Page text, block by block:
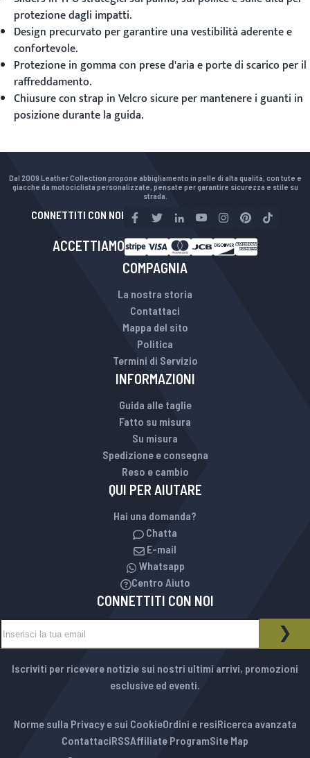
protezione dagli impatti.
Design precurvato per garantire una vestibilità aderente e
confortevole.
Protezione in gomma con prese d'aria e porte di scarico per il
raffreddamento.
Chiusure con strap in Velcro sicure per mantenere i guanti in
posizione durante la guida.
Dal 2009 Leather Collection propone abbigliamento in pelle di alta qualità, con tute e
giacche da motociclista personalizzate, pensate per garantire sicurezza e stile su
strada.
CONNETTITI CON NOI
ACCETTIAMO
COMPAGNIA
La nostra storia
Contattaci
Mappa del sito
Politica
Termini di Servizio
INFORMAZIONI
Guida alle taglie
Fatto su misura
Su misura
Spedizione e consegna
Reso e cambio
QUI PER AIUTARE
Hai una domanda?
Chatta
E-mail
Whatsapp
Centro Aiuto
CONNETTITI CON NOI
NEWSLETTER
Iscriviti per ricevere notizie sui nostri ultimi arrivi, promozioni
esclusive ed eventi.
Norme sulla Privacy e sui CookieOrdini e resiRicerca avanzata
ContattaciRSSAffiliate ProgramSite Map